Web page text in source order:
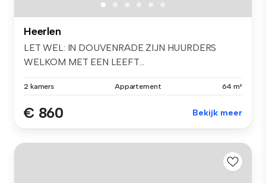
Heerlen
LET WEL: IN DOUVENRADE ZIJN HUURDERS
WELKOM MET EEN LEEFT...
2 kamers Appartement 64 m²
€ 860 Bekijk meer